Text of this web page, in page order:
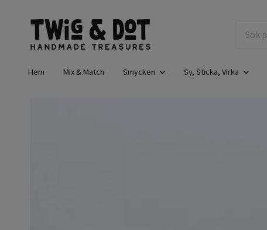
Hem Mix & Match Smycken Sy, Sticka, Virka